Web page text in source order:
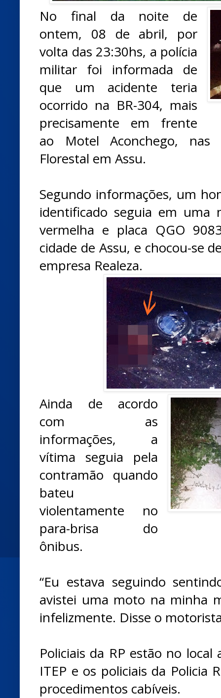
No final da noite de
ontem, 08 de abril, por
volta das 23:30hs, a polícia
militar foi informada de
que um acidente teria
ocorrido na BR-304, mais
precisamente em frente
ao Motel Aconchego, nas
Florestal em Assu.
Segundo informações, um
identificado seguia em uma
vermelha e placa QGO
cidade de Assu, e chocou-se
empresa Realeza.
Ainda de acordo
com as
informações, a
vítima seguia pela
contramão quando
bateu
violentamente no
para-brisa do
ônibus.
“Eu estava seguindo
avistei uma moto na minha
infelizmente. Disse o
Policiais da RP estão no
ITEP e os policiais da Policia
procedimentos cabíveis.